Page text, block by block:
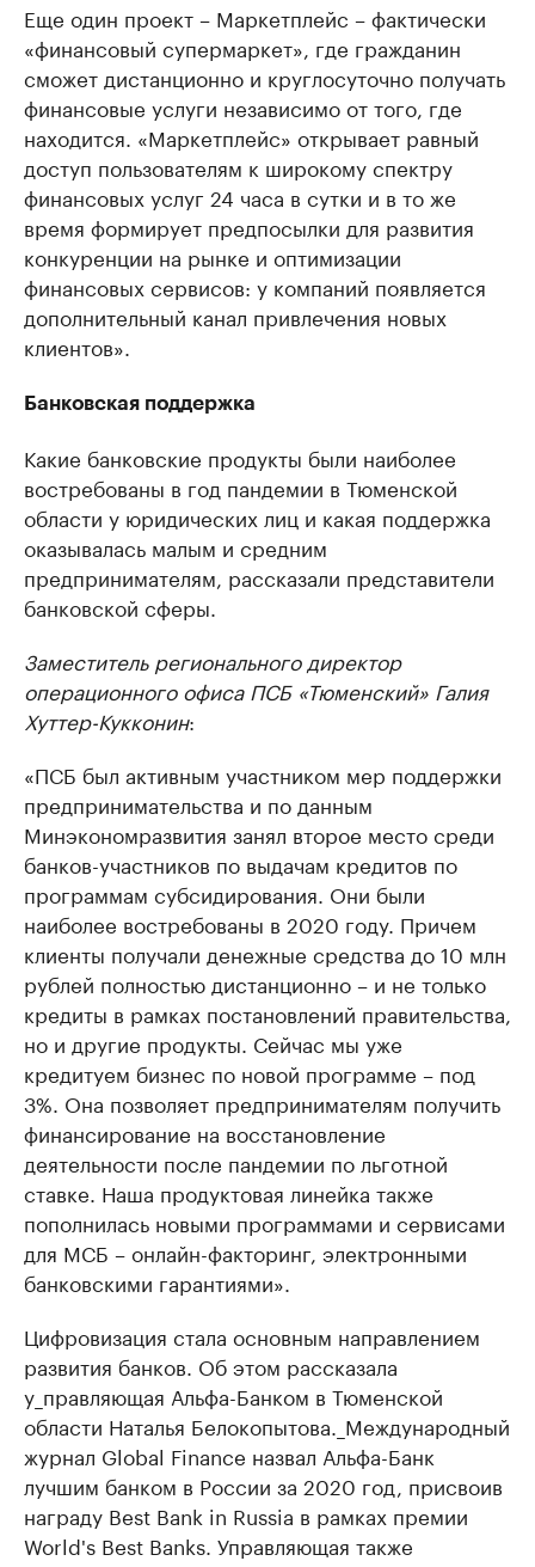
Еще один проект – Маркетплейс – фактически
«финансовый супермаркет», где гражданин
сможет дистанционно и круглосуточно получать
финансовые услуги независимо от того, где
находится. «Маркетплейс» открывает равный
доступ пользователям к широкому спектру
финансовых услуг 24 часа в сутки и в то же
время формирует предпосылки для развития
конкуренции на рынке и оптимизации
финансовых сервисов: у компаний появляется
дополнительный канал привлечения новых
клиентов».
Банковская поддержка
Какие банковские продукты были наиболее
востребованы в год пандемии в Тюменской
области у юридических лиц и какая поддержка
оказывалась малым и средним
предпринимателям, рассказали представители
банковской сферы.
Заместитель регионального директор
операционного офиса ПСБ «Тюменский» Галия
Хуттер-Кукконин:
«ПСБ был активным участником мер поддержки
предпринимательства и по данным
Минэкономразвития занял второе место среди
банков-участников по выдачам кредитов по
программам субсидирования. Они были
наиболее востребованы в 2020 году. Причем
клиенты получали денежные средства до 10 млн
рублей полностью дистанционно – и не только
кредиты в рамках постановлений правительства,
но и другие продукты. Сейчас мы уже
кредитуем бизнес по новой программе – под
3%. Она позволяет предпринимателям получить
финансирование на восстановление
деятельности после пандемии по льготной
ставке. Наша продуктовая линейка также
пополнилась новыми программами и сервисами
для МСБ – онлайн-факторинг, электронными
банковскими гарантиями».
Цифровизация стала основным направлением
развития банков. Об этом рассказала
у_правляющая Альфа-Банком в Тюменской
области Наталья Белокопытова._Международный
журнал Global Finance назвал Альфа-Банк
лучшим банком в России за 2020 год, присвоив
награду Best Bank in Russia в рамках премии
World's Best Banks. Управляющая также